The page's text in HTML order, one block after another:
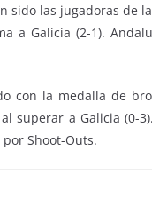
sido las jugadoras de
a Galicia (2-1).
con la medalla de
superar a Galicia (0-
Shoot-Outs.